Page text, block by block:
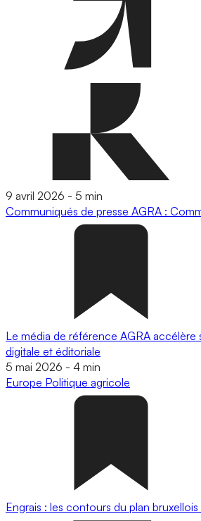
9 avril 2026 - 5 min
Communiqués de presse AGRA :
Le média de référence AGRA accélère
digitale et éditoriale
5 mai 2026 - 4 min
Europe Politique agricole
Engrais : les contours du plan bruxellois